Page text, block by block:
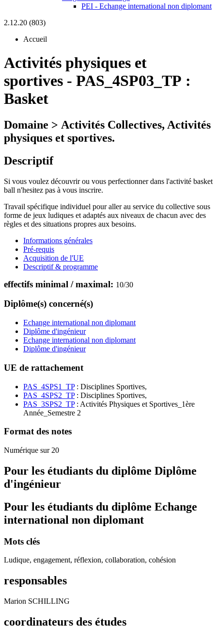
PEI - Echange international non diplomant
2.12.20 (803)
Accueil
Activités physiques et
sportives - PAS_4SP03_TP :
Basket
Domaine > Activités Collectives, Activités
physiques et sportives.
Descriptif
Si vous voulez découvrir ou vous perfectionner dans l'activité basket
ball n'hesitez pas à vous inscrire.
Travail spécifique individuel pour aller au service du collective sous
forme de jeux ludiques et adaptés aux niveaux de chacun avec des
règles et des situations propres aux besoins.
Informations générales
Pré-requis
Acquisition de l'UE
Descriptif & programme
effectifs minimal / maximal: 10/30
Diplôme(s) concerné(s)
Echange international non diplomant
Diplôme d'ingénieur
Echange international non diplomant
Diplôme d'ingénieur
UE de rattachement
PAS_4SPS1_TP: Disciplines Sportives,
PAS_4SPS2_TP: Disciplines Sportives,
PAS_3SPS2_TP: Activités Physiques et Sportives_1ère
Année_Semestre 2
Format des notes
Numérique sur 20
Pour les étudiants du diplôme Diplôme
d'ingénieur
Pour les étudiants du diplôme Echange
international non diplomant
Mots clés
Ludique, engagement, réflexion, collaboration, cohésion
responsables
Marion SCHILLING
coordinateurs des études